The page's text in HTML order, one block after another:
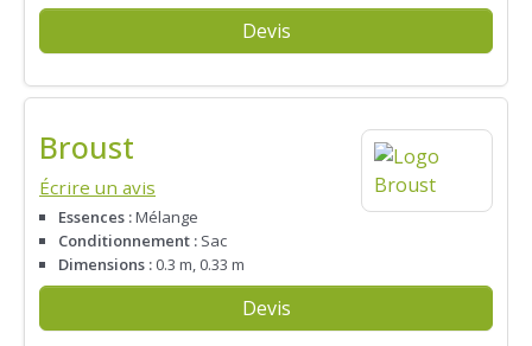
Devis
Broust
Écrire un avis
Essences :Mélange
Conditionnement : Sac
Dimensions : 0.3 m, 0.33 m
Devis